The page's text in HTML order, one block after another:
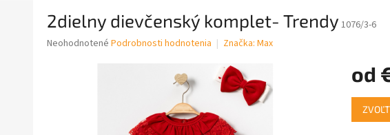
2dielny dievčenský komplet- Trendy 1076/3-6
Priemerné
Neohodnotené Podrobnosti hodnotenia Značka: Max
od
cena: